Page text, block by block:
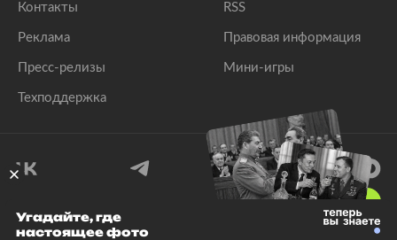
Контакты
Реклама
Пресс-релизы
Техподдержка
RSS
Правовая информация
Мини-игры
© 1999–2026 Все права защищены.
Угадайте, где
настоящее фото